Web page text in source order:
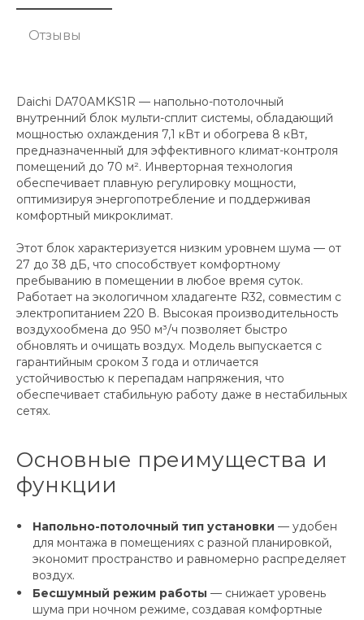
Отзывы
Daichi DA70AMKS1R — напольно-потолочный
внутренний блок мульти-сплит системы, обладающий
мощностью охлаждения 7,1 кВт и обогрева 8 кВт,
предназначенный для эффективного климат-контроля
помещений до 70 м². Инверторная технология
обеспечивает плавную регулировку мощности,
оптимизируя энергопотребление и поддерживая
комфортный микроклимат.
Этот блок характеризуется низким уровнем шума — от
27 до 38 дБ, что способствует комфортному
пребыванию в помещении в любое время суток.
Работает на экологичном хладагенте R32, совместим с
электропитанием 220 В. Высокая производительность
воздухообмена до 950 м³/ч позволяет быстро
обновлять и очищать воздух. Модель выпускается с
гарантийным сроком 3 года и отличается
устойчивостью к перепадам напряжения, что
обеспечивает стабильную работу даже в нестабильных
сетях.
Основные преимущества и
функции
Напольно-потолочный тип установки — удобен
для монтажа в помещениях с разной планировкой,
экономит пространство и равномерно распределяет
воздух.
Бесшумный режим работы — снижает уровень
шума при ночном режиме, создавая комфортные